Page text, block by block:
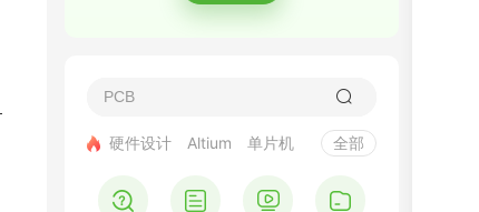
硬件设计 Altium 单片机 全部